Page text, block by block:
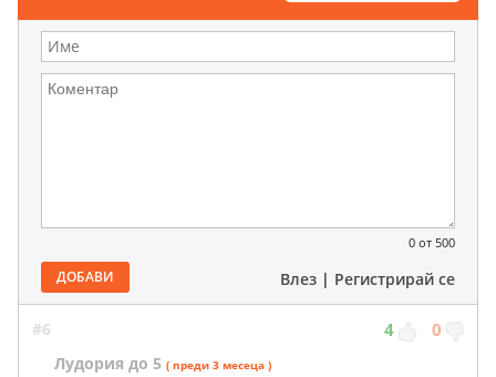
0 от 500
ДОБАВИ Влез | Регистрирай се
#6 4 0
Лудория до 5 ( преди 3 месеца )